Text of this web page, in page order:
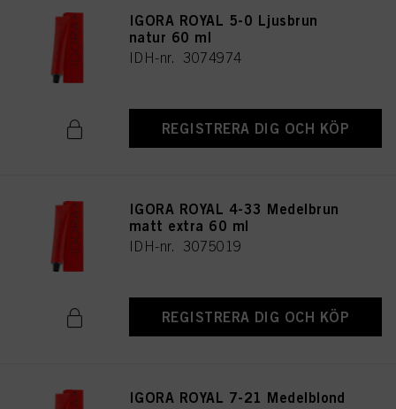
IGORA ROYAL 5-0 Ljusbrun
natur 60 ml
IDH-nr. 3074974
REGISTRERA DIG OCH KÖP
IGORA ROYAL 4-33 Medelbrun
matt extra 60 ml
IDH-nr. 3075019
REGISTRERA DIG OCH KÖP
IGORA ROYAL 7-21 Medelblond